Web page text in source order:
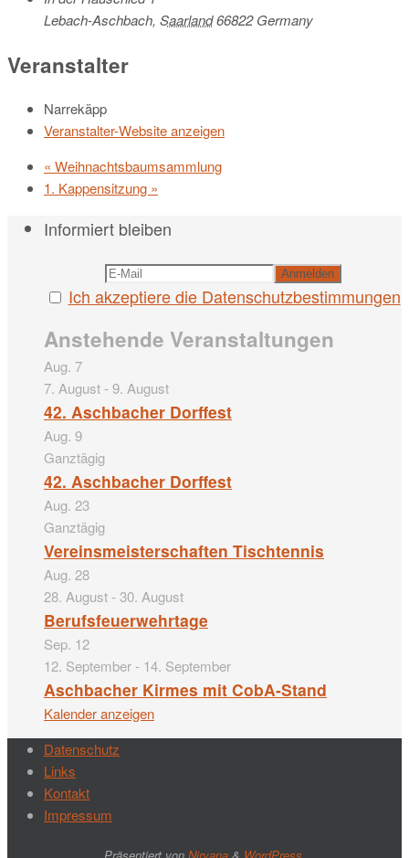
Lebach-Aschbach, Saarland66822 Germany
Veranstalter
Narrekäpp
Veranstalter-Website anzeigen
« Weihnachtsbaumsammlung
1. Kappensitzung »
Informiert bleiben
Ich akzeptiere die Datenschutzbestimmungen
Anstehende Veranstaltungen
Aug. 7
7. August - 9. August
42. Aschbacher Dorffest
Aug. 9
Ganztägig
42. Aschbacher Dorffest
Aug. 23
Ganztägig
Vereinsmeisterschaften Tischtennis
Aug. 28
28. August - 30. August
Berufsfeuerwehrtage
Sep. 12
12. September - 14. September
Aschbacher Kirmes mit CobA-Stand
Kalender anzeigen
Datenschutz
Links
Kontakt
Impressum